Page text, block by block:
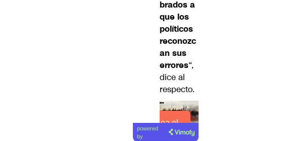
brados a
que los
políticos
reconozc
an sus
errores“,
dice al
respecto.
Lea el
artículo
powered
by